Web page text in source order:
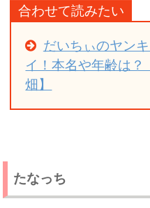
合わせて読みたい
だいちぃのヤン
イ！本名や年齢は
畑】
たなっち